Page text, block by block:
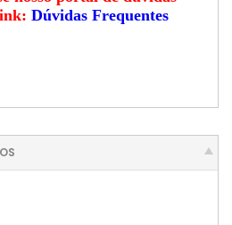
Dúvidas Frequentes